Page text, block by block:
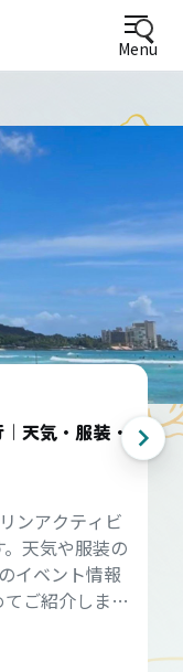
Menu
天気・服装・
ンアクティビ
天気や服装の
イベント情報
ご紹介しま